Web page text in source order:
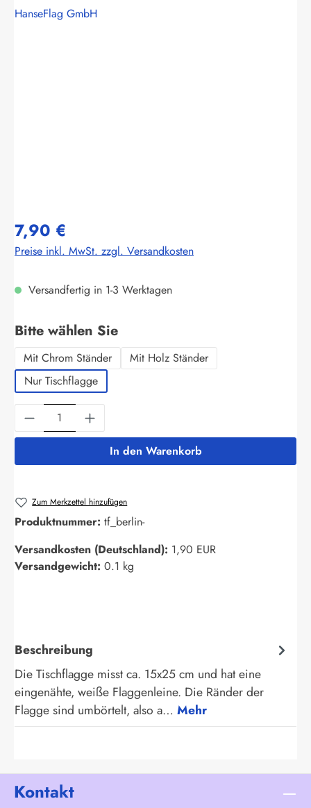
HanseFlag GmbH
7,90 €
Preise inkl. MwSt. zzgl. Versandkosten
Versandfertig in 1-3 Werktagen
Bitte wählen Sieauswählen
Mit Chrom Ständer
Mit Holz Ständer
Nur Tischflagge
Produkt Anzahl: Gib den gewünschten
In den Warenkorb
Zum Merkzettel hinzufügen
Produktnummer: tf_berlin-
Versandkosten (Deutschland): 1,90 EUR
Versandgewicht: 0.1 kg
Beschreibung
Die Tischflagge misst ca. 15x25 cm und hat eine
eingenähte, weiße Flaggenleine. Die Ränder der
Flagge sind umbörtelt, also a… Mehr
Kontakt